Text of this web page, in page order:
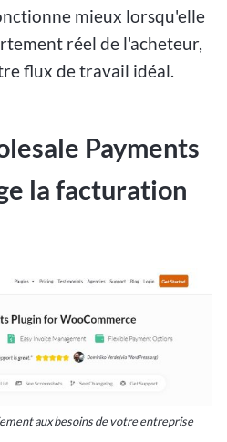
mieux lorsqu'elle
réel de l'acheteur,
flux de travail idéal.
Payments
la facturation
aux besoins de votre entreprise